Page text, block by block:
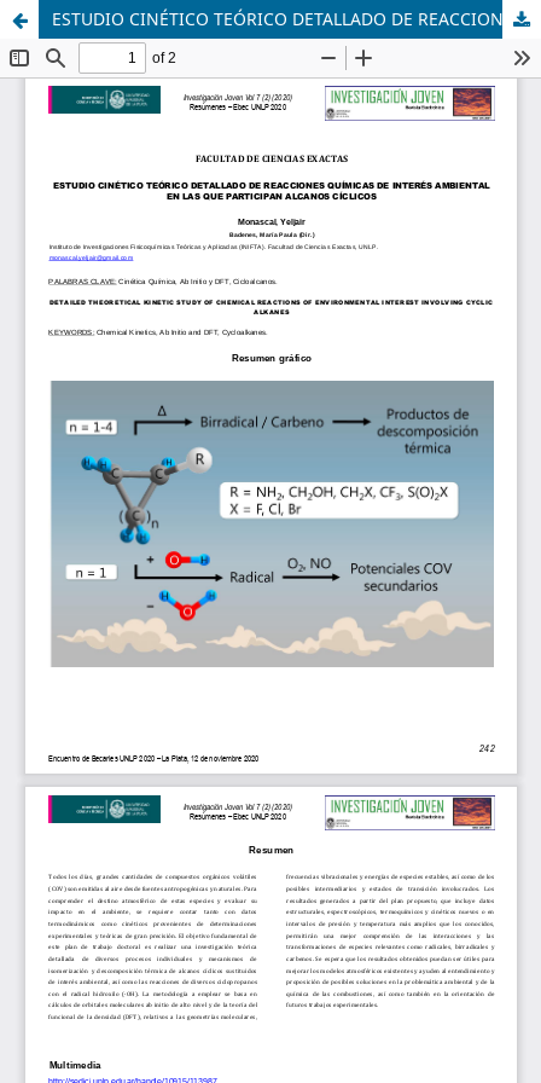
ESTUDIO CINÉTICO TEÓRICO DETALLADO DE REACCIONES QUÍMICAS DE INTERÉS AMBIENTAL EN LAS QUE PARTICIPAN ALCANOS CÍCLICOS